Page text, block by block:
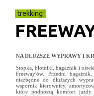
trekking
NA DŁUŻSZE WYPRAWY I
Stopka, błotniki, bagażnik i
Freeway'ów. Przedni
niezbędne do dłuższych
wspornik kierownicy,
które podnoszą komfort jazdy.